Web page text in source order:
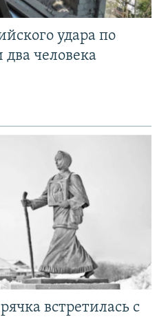
удара по
человека
встретилась с